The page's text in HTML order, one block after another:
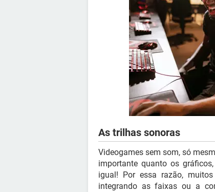
As trilhas sonoras
Videogames sem som, só
importante quanto os
igual! Por essa razão,
integrando as faixas ou a